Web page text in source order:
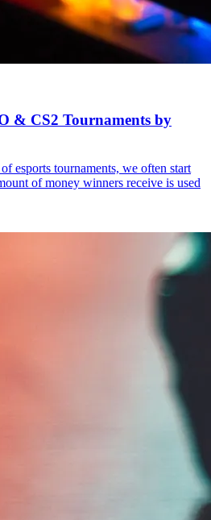
& CS2 Tournaments by
esports tournaments, we often start
of money winners receive is used